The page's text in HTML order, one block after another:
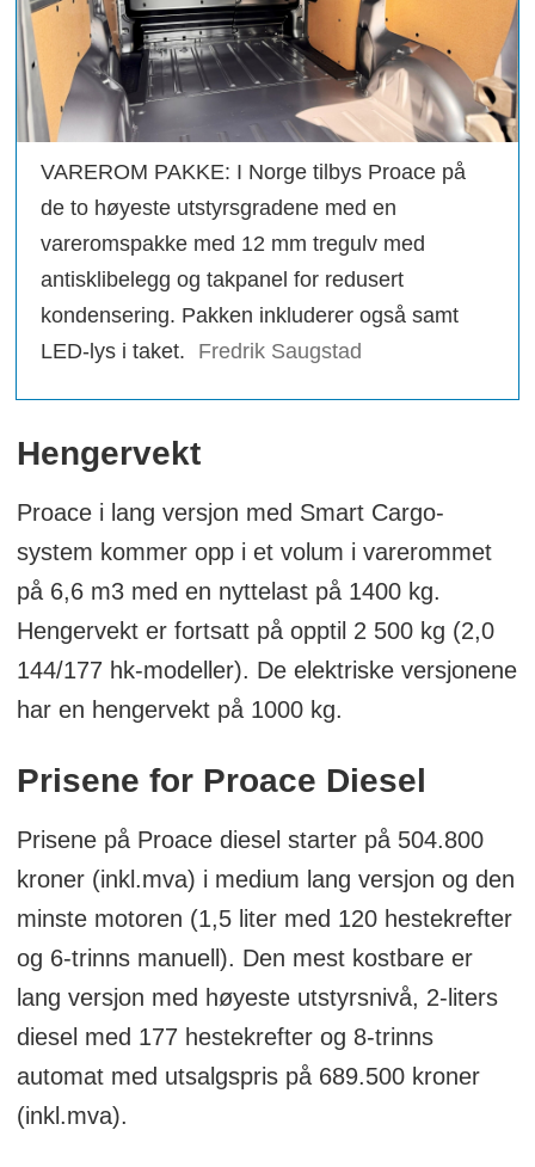
VAREROM PAKKE: I Norge tilbys Proace på
de to høyeste utstyrsgradene med en
vareromspakke med 12 mm tregulv med
antisklibelegg og takpanel for redusert
kondensering. Pakken inkluderer også samt
LED-lys i taket.
Fredrik Saugstad
Hengervekt
Proace i lang versjon med Smart Cargo-
system kommer opp i et volum i varerommet
på 6,6 m3 med en nyttelast på 1400 kg.
Hengervekt er fortsatt på opptil 2 500 kg (2,0
144/177 hk-modeller). De elektriske versjonene
har en hengervekt på 1000 kg.
Prisene for Proace Diesel
Prisene på Proace diesel starter på 504.800
kroner (inkl.mva) i medium lang versjon og den
minste motoren (1,5 liter med 120 hestekrefter
og 6-trinns manuell). Den mest kostbare er
lang versjon med høyeste utstyrsnivå, 2-liters
diesel med 177 hestekrefter og 8-trinns
automat med utsalgspris på 689.500 kroner
(inkl.mva).